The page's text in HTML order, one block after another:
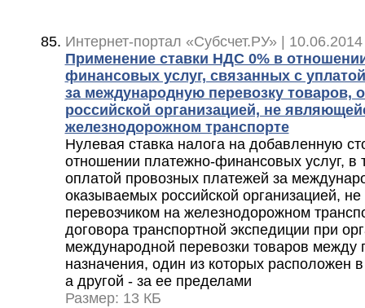
Интернет-портал «Субсчет.РУ» |
Применение ставки НДС 0% в
финансовых услуг, связанных с
за международную перевозку товаров,
российской организацией, не
железнодорожном транспорте
Нулевая ставка налога на добавленную
отношении платежно-финансовых услуг, в
оплатой провозных платежей за
оказываемых российской организацией,
перевозчиком на железнодорожном
договора транспортной экспедиции при
международной перевозки товаров между
назначения, один из которых расположен
а другой - за ее пределами
Размер: 13 КБ